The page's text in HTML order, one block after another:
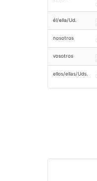
él/ella/Ud.
nosotros
vosotros
ellos/ellas/Uds.